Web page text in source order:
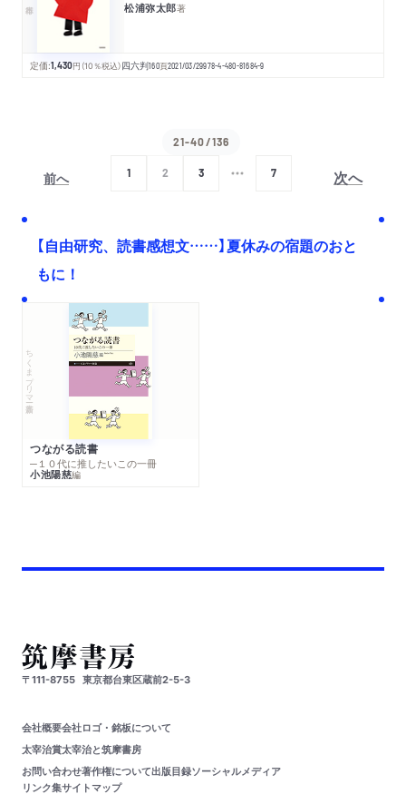
松浦弥太郎著
定価:1,430円 （10％税込）四六判160頁2021/03/29978-4-480-81684-9
前へ
21-40/136
1 2 3 7 次へ
【自由研究、読書感想文……】夏休みの宿題のおと
もに！
ちくまプリマー新書
つながる読書
─１０代に推したいこの一冊
小池陽慈編
〒111-8755 東京都台東区蔵前2-5-3
会社概要会社ロゴ・銘板について
太宰治賞太宰治と筑摩書房
お問い合わせ著作権について出版目録ソーシャルメディア
リンク集サイトマップ